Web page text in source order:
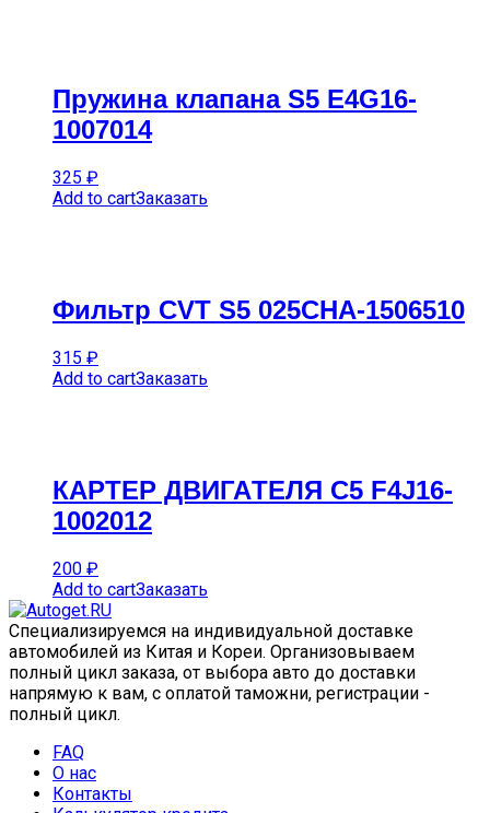
Пружина клапана S5 E4G16-
1007014
325 ₽
Add to cartЗаказать
Фильтр CVT S5 025CHA-1506510
315 ₽
Add to cartЗаказать
КАРTЕР ДВИГАTЕЛЯ C5 F4J16-
1002012
200 ₽
Add to cartЗаказать
Специализируемся на индивидуальной доставке
автомобилей из Китая и Кореи. Организовываем
полный цикл заказа, от выбора авто до доставки
напрямую к вам, с оплатой таможни, регистрации -
полный цикл.
FAQ
О нас
Контакты